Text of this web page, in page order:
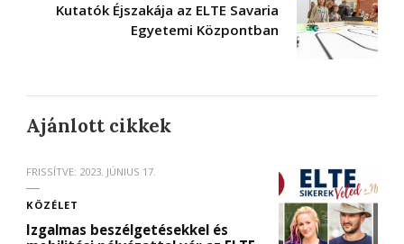
Kutatók Éjszakája az ELTE Savaria
Egyetemi Központban
Ajánlott cikkek
FRISSÍTVE: 2023. JÚNIUS 17.
KÖZÉLET
Izgalmas beszélgetésekkel és